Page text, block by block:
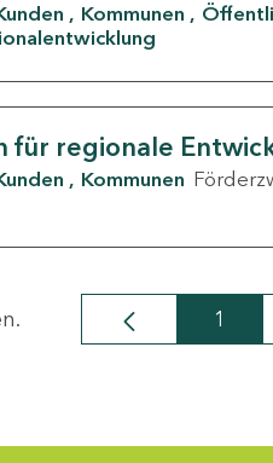
Kommunen
regionale
Kommunen
Seite
1